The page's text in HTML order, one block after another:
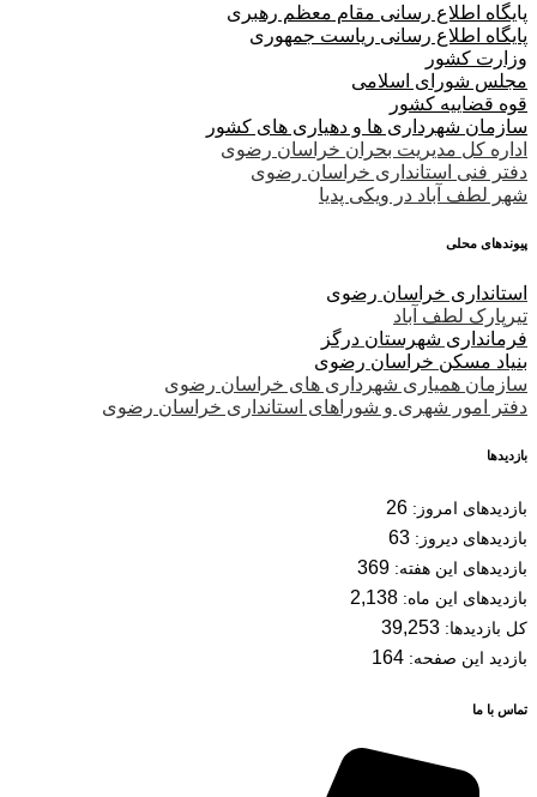
پایگاه اطلاع رسانی مقام معظم رهبری
پایگاه اطلاع رسانی ریاست جمهوری
وزارت کشور
مجلس شورای اسلامی
قوه قضاییه کشور
سازمان شهرداری ها و دهیاری های کشور
اداره کل مدیریت بحران خراسان رضوی
دفتر فنی استانداری خراسان رضوی
شهر لطف آباد در ویکی پدیا
پیوندهای محلی
استانداری خراسان رضوی
تیرپارک لطف آباد
فرمانداری شهرستان درگز
بنیاد مسکن خراسان رضوی
سازمان همیاری شهرداری های خراسان رضوی
دفتر امور شهری و شوراهای استانداری خراسان رضوی
بازدیدها
بازدیدهای امروز: 26
بازدیدهای دیروز: 63
بازدیدهای این هفته: 369
بازدیدهای این ماه: 2,138
کل بازدیدها: 39,253
بازدید این صفحه: 164
تماس با ما